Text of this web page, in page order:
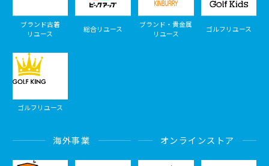
ブランド古着
リユース
総合リユース
ブランド・貴金属
リユース
ゴルフリユース
ゴルフリユース
海外事業 オンラインストア